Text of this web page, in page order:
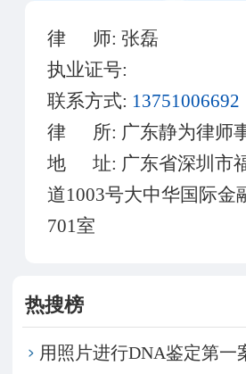
律 师: 张磊
执业证号:
联系方式: 13751006692
律 所: 广东静为律师
地 址: 广东省深圳市
道1003号大中华国际金
701室
热搜榜
用照片进行DNA鉴定第一